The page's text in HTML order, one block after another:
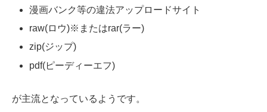
漫画バンク等の違法アップロードサイト
raw(ロウ)※またはrar(ラー)
zip(ジップ)
pdf(ピーディーエフ)
が主流となっているようです。